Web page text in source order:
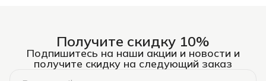
Получите скидку 10%
Подпишитесь на наши акции и новости и
получите скидку на следующий заказ